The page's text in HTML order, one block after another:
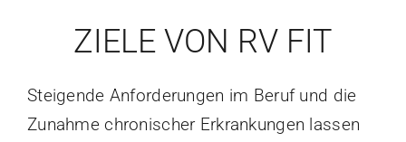
ZIELE VON RV FIT
Steigende Anforderungen im Beruf und die
Zunahme chronischer Erkrankungen lassen